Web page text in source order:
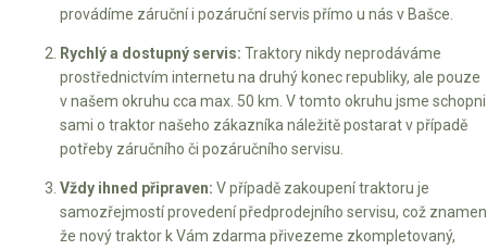
provádíme záruční i pozáruční servis přímo u nás v Bašce.
Rychlý a dostupný servis: Traktory nikdy neprodáváme
prostřednictvím internetu na druhý konec republiky, ale pouze
v našem okruhu cca max. 50 km. V tomto okruhu jsme
sami o traktor našeho zákazníka náležitě postarat v případě
potřeby záručního či pozáručního servisu.
Vždy ihned připraven: V případě zakoupení traktoru je
samozřejmostí provedení předprodejního servisu, což
že nový traktor k Vám zdarma přivezeme zkompletovaný,